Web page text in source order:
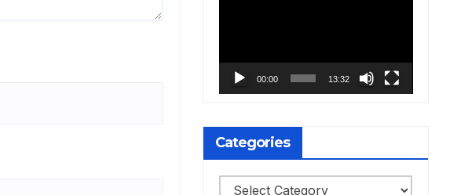
00:00 13:32
Categories
Categories